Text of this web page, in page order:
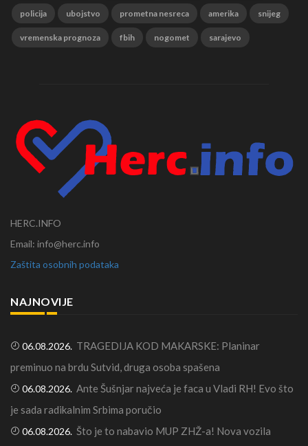
policija ubojstvo prometna nesreca amerika snijeg
vremenska prognoza fbih nogomet sarajevo
HERC.INFO
Email: info@herc.info
Zaštita osobnih podataka
NAJNOVIJE
06.08.2026. TRAGEDIJA KOD MAKARSKE: Planinar
preminuo na brdu Sutvid, druga osoba spašena
06.08.2026. Ante Šušnjar najveća je faca u Vladi RH! Evo što
je sada radikalnim Srbima poručio
06.08.2026. Što je to nabavio MUP ZHŽ-a! Nova vozila